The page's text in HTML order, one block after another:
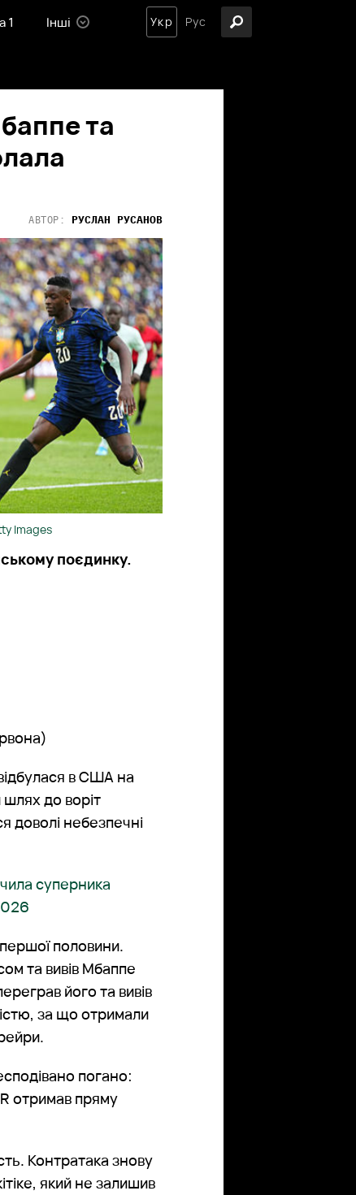
1 Інші Укр Рус
та
АВТОР: РУСЛАН РУСАНОВ
Images
поєдинку.
в США на
до воріт
доволі небезпечні
суперника
половини.
та вивів Мбаппе
його та вивів
за що отримали
погано:
отримав пряму
Контратака знову
який не залишив